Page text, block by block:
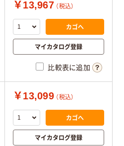
￥13,967 （税込）
カゴへ
マイカタログ登録
比較表に追加
￥13,099 （税込）
カゴへ
マイカタログ登録